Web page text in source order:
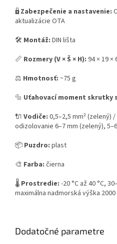
🔒 Zabezpečenie a nastavenie:
aktualizácie OTA
🛠️ Montáž: DIN lišta
📏 Rozmery (V × Š × H): 94 × 19 ×
⚖️ Hmotnosť: ~75 g
🔩 Uťahovací moment skrutky
🔌 Vodiče: 0,5–2,5 mm² (zelený)
odizolovanie 6–7 mm (zelený),
📦 Puzdro: plast
🎨 Farba: čierna
🌡️ Prostredie: -20 °C až 40 °C,
maximálna nadmorská výška 2000
Dodatočné parametre